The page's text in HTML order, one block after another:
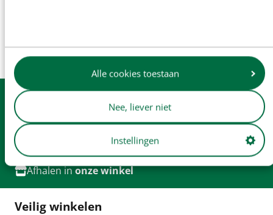
Alle cookies toestaan
Nee, liever niet
Instellingen
enkel ter illustratie en vormen mogelijk niet altijd een
exacte weergave van het product.
Uitvoorraadleverbaar
Dagelijkseverzending
verzending v.a. € 250
Afhalen inonze winkel
Veilig winkelen